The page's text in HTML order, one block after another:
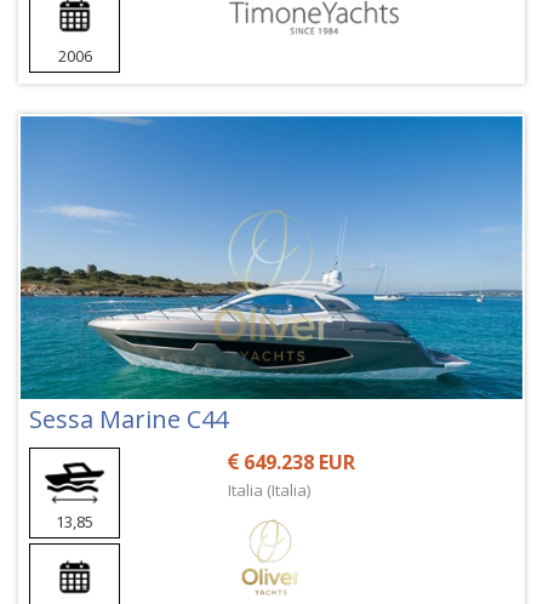
2006
Sessa Marine C44
13,85
649.238 EUR
Italia (Italia)